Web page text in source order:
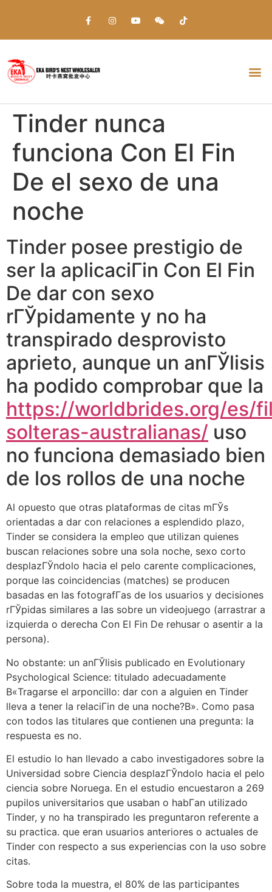
Tinder nunca
funciona Con El Fin
De el sexo de una
noche
Tinder posee prestigio de
ser la aplicaciГіn Con El Fin
De dar con sexo
rГЎpidamente y no ha
transpirado desprovisto
aprieto, aunque un anГЎlisis
ha podido comprobar que la
https://worldbrides.org/es/
solteras-australianas/ uso
no funciona demasiado bien
de los rollos de una noche
Al opuesto que otras plataformas de citas mГЎs
orientadas a dar con relaciones a esplendido plazo,
Tinder se considera la empleo que utilizan quienes
buscan relaciones sobre una sola noche, sexo corto
desplazГЎndolo hacia el pelo carente complicaciones,
porque las coincidencias (matches) se producen
basadas en las fotografГ­as de los usuarios y decisiones
rГЎpidas similares a las sobre un videojuego (arrastrar a
izquierda o derecha Con El Fin De rehusar o asentir a la
persona).
No obstante: un anГЎlisis publicado en Evolutionary
Psychological Science: titulado adecuadamente
В«Tragarse el arponcillo: dar con a alguien en Tinder
lleva a tener la relaciГіn de una noche?В». Como pasa
con todos las titulares que contienen una pregunta: la
respuesta es no.
El estudio lo han llevado a cabo investigadores sobre la
Universidad sobre Ciencia desplazГЎndolo hacia el pelo
ciencia sobre Noruega. En el estudio encuestaron a 269
pupilos universitarios que usaban o habГ­an utilizado
Tinder, y no ha transpirado les preguntaron referente a
su practica. que eran usuarios anteriores o actuales de
Tinder con respecto a sus experiencias con la uso sobre
citas.
Sobre toda la muestra, el 80% de las participantes